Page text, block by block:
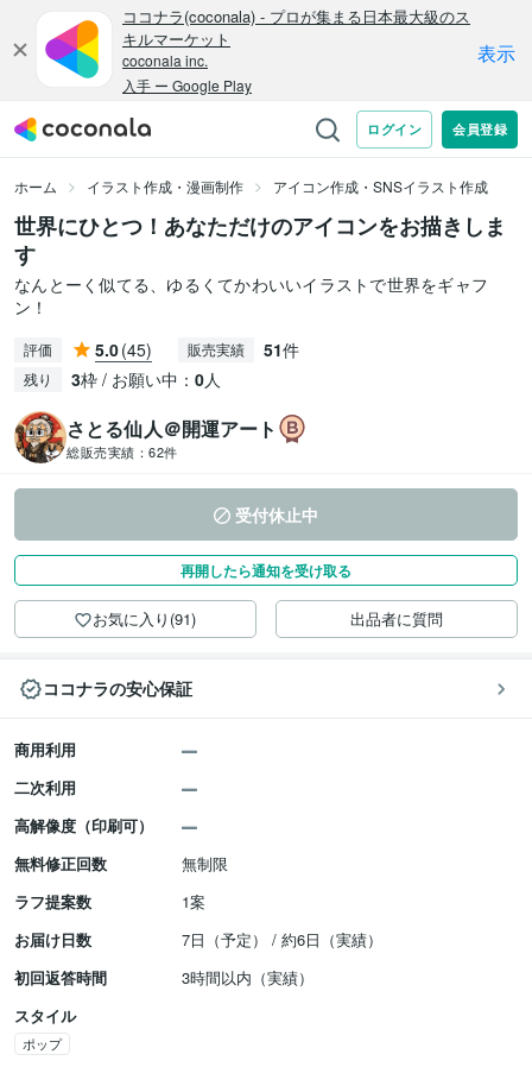
ホーム イラスト作成・漫画制作 アイコン作成・SNSイラスト作成
世界にひとつ！あなただけのアイコンをお描きしま
す
なんとーく似てる、ゆるくてかわいいイラストで世界をギャフ
ン！
評価 5.0(45) 販売実績 51件
残り 3枠 / お願い中： 0人
さとる仙人＠開運アート
総販売実績： 62件
受付休止中
再開したら通知を受け取る
お気に入り(91) 出品者に質問
ココナラの安心保証
商用利用
二次利用
高解像度（印刷可）
無料修正回数
無制限
ラフ提案数
1案
お届け日数
7日（予定） / 約6日（実績）
初回返答時間
3時間以内（実績）
スタイル
ポップ